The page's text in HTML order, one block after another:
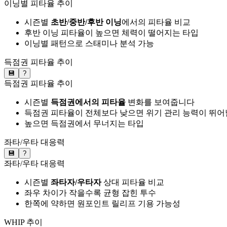
이닝별 피타율 추이
시즌별 초반/중반/후반 이닝에서의 피타율 비교
후반 이닝 피타율이 높으면 체력이 떨어지는 타입
이닝별 패턴으로 스태미나 분석 가능
득점권 피타율 추이
💾 ?
득점권 피타율 추이
시즌별 득점권에서의 피타율 변화를 보여줍니다
득점권 피타율이 전체보다 낮으면 위기 관리 능력이 뛰어
높으면 득점권에서 무너지는 타입
좌타/우타 대응력
💾 ?
좌타/우타 대응력
시즌별 좌타자/우타자상대 피타율 비교
좌우 차이가 작을수록 균형 잡힌 투수
한쪽에 약하면 원포인트 릴리프 기용 가능성
WHIP 추이